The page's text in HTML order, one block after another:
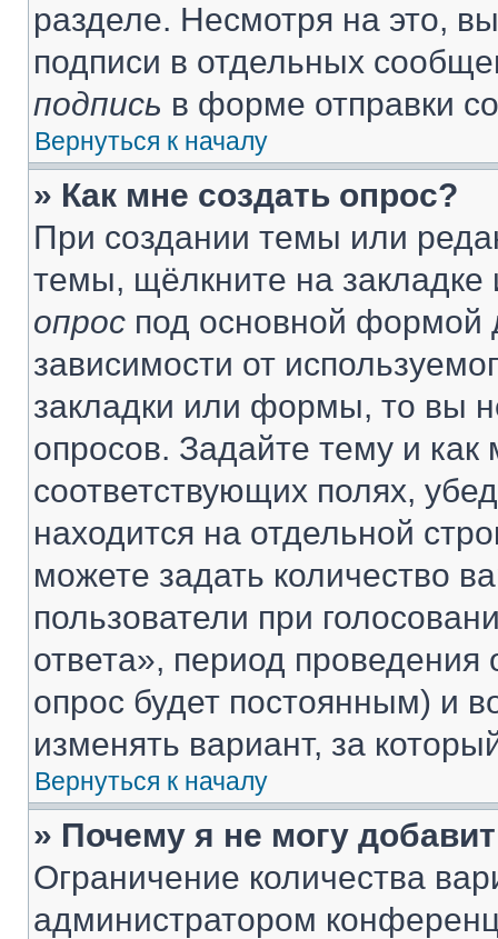
разделе. Несмотря на это,
подписи в отдельных
подпись в форме отправки
Вернуться к началу
» Как мне создать опрос?
При создании темы или
темы, щёлкните на
опрос под основной формой
зависимости от
закладки или формы, то вы
опросов. Задайте тему и
соответствующих полях,
находится на отдельной
можете задать количество
пользователи при
ответа», период проведения
опрос будет постоянным) и
изменять вариант, за
Вернуться к началу
» Почему я не могу
Ограничение количества
администратором